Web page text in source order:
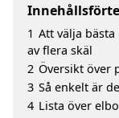
1 Att välja
av flera skäl
2 Översikt över
3 Så enkelt är
4 Lista över